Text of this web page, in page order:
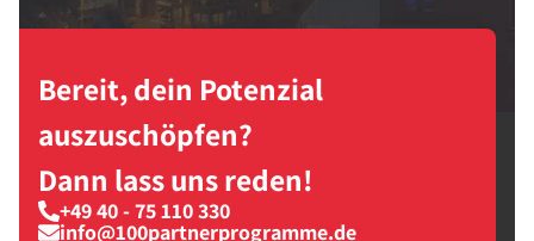
Bereit, dein Potenzial
auszuschöpfen?
Dann lass uns reden!
+49 40 - 75 110 330
info@100partnerprogramme.de